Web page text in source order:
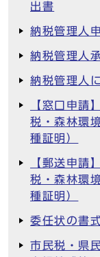
出書
納税管理人
納税管理人
納税管理人
【窓口申請
税・森林環
種証明）
【郵送申請
税・森林環
種証明）
委任状の書
市民税・県